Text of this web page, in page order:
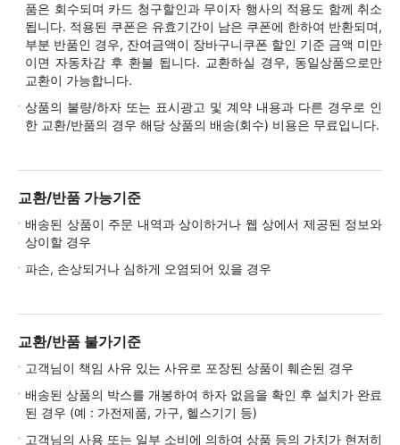
품은 회수되며 카드 청구할인과 무이자 행사의 적용도 함께 취소
됩니다. 적용된 쿠폰은 유효기간이 남은 쿠폰에 한하여 반환되며,
부분 반품인 경우, 잔여금액이 장바구니쿠폰 할인 기준 금액 미만
이면 자동차감 후 환불 됩니다. 교환하실 경우, 동일상품으로만
교환이 가능합니다.
상품의 불량/하자 또는 표시광고 및 계약 내용과 다른 경우로 인
한 교환/반품의 경우 해당 상품의 배송(회수) 비용은 무료입니다.
교환/반품 가능기준
배송된 상품이 주문 내역과 상이하거나 웹 상에서 제공된 정보와
상이할 경우
파손, 손상되거나 심하게 오염되어 있을 경우
교환/반품 불가기준
고객님이 책임 사유 있는 사유로 포장된 상품이 훼손된 경우
배송된 상품의 박스를 개봉하여 하자 없음을 확인 후 설치가 완료
된 경우 (예 : 가전제품, 가구, 헬스기기 등)
고객님의 사용 또는 일부 소비에 의하여 상품 등의 가치가 현저히